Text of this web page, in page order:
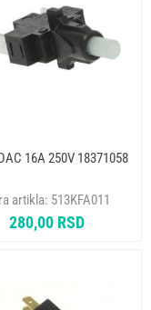
16A 250V 18371058
artikla: 513KFA011
280,00 RSD